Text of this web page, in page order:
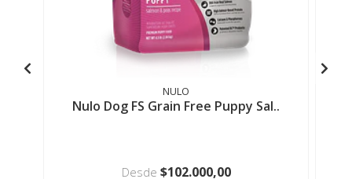
NULO
Nulo Dog FS Grain Free Puppy Sal..
Desde $102.000,00